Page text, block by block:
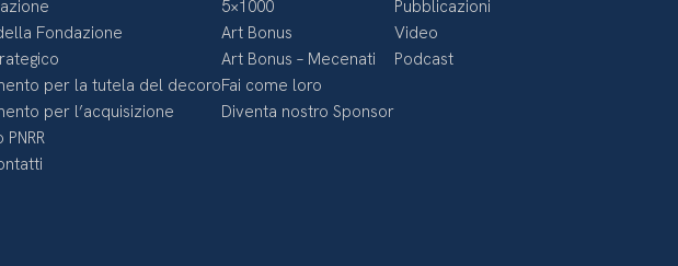
Fondazione
per la tutela del decoro
per l’acquisizione
5×1000
Art Bonus
Art Bonus – Mecenati
Fai come loro
Diventa nostro Sponsor
Pubblicazioni
Video
Podcast